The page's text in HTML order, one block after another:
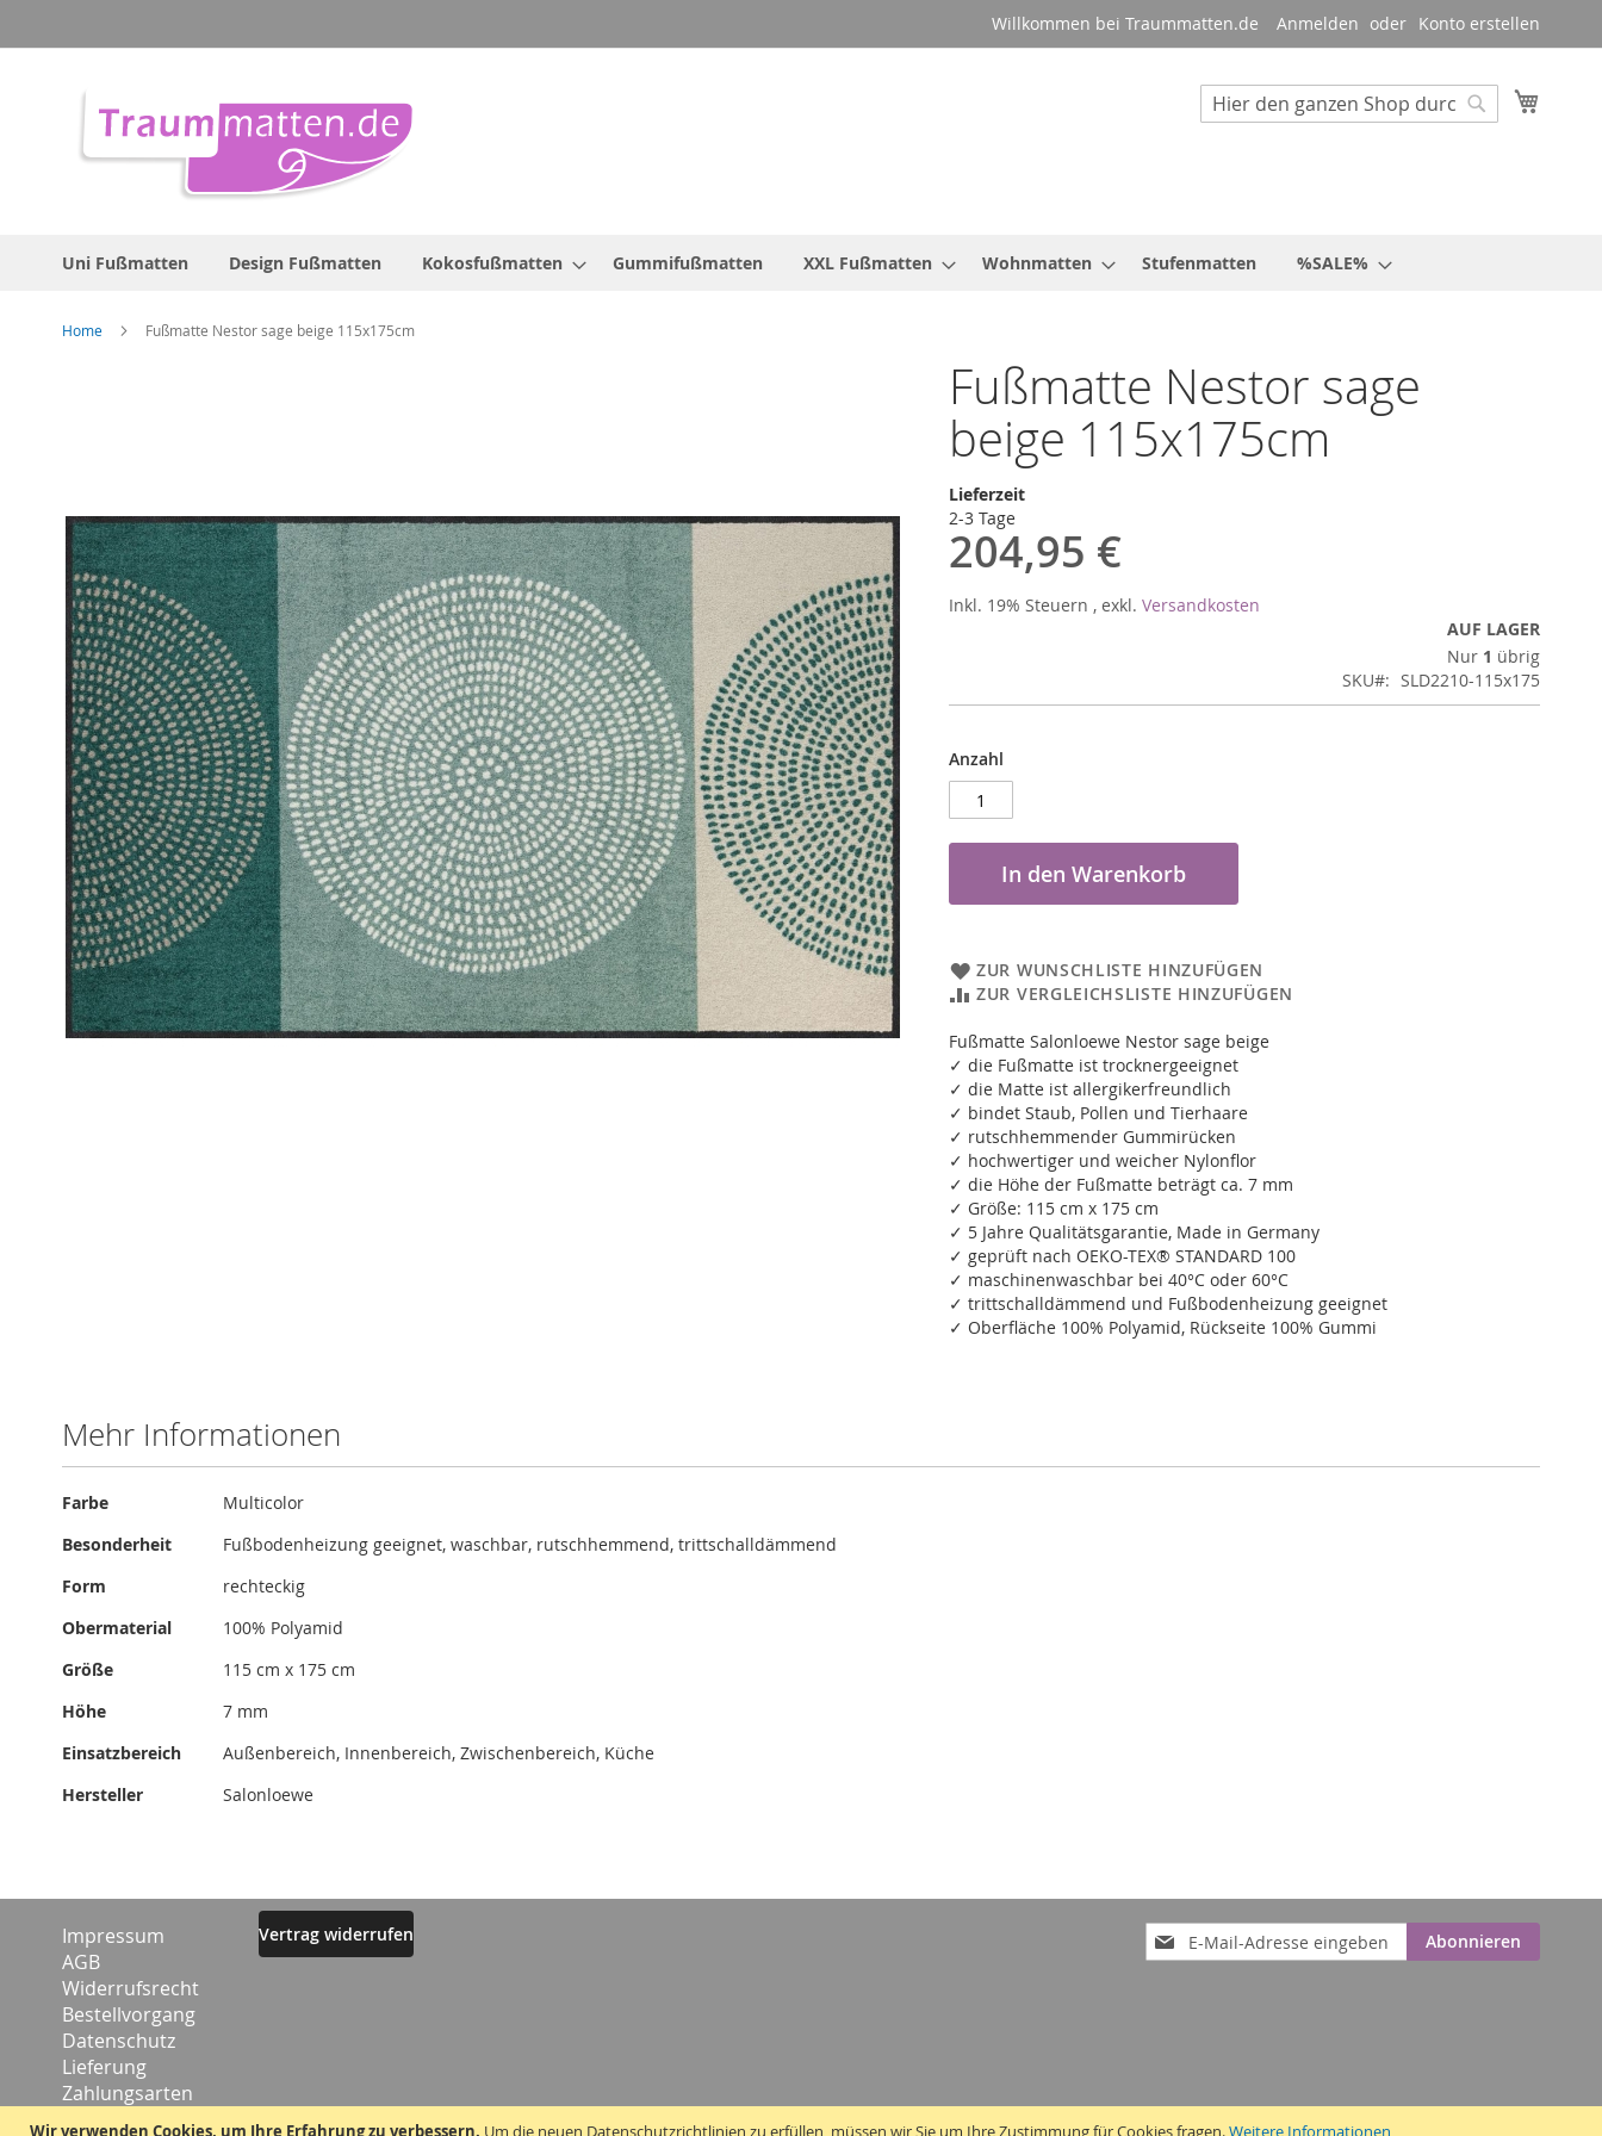
Wir verwenden Cookies, um Ihre Erfahrung zu verbessern. Um die neuen Datenschutzrichtlinien zu erfüllen, müssen wir Sie um Ihre Zustimmung für Cookies fragen.Weitere Informationen
zum
Willkommen bei Traummatten.de Anmelden Konto erstellen
Suche
Uni Fußmatten Design Fußmatten Kokosfußmatten Gummifußmatten XXL Fußmatten Wohnmatten Stufenmatten %SALE%
Home Fußmatte Nestor sage beige 115x175cm
Fußmatte Nestor sage
beige 115x175cm
Lieferzeit
2-3 Tage
204,95 €
Inkl. 19% Steuern , exkl. Versandkosten
AUF LAGER
Nur 1 übrig
SKU
SLD2210-115x175
Anzahl
In den Warenkorb
ZUR WUNSCHLISTE HINZUFÜGEN
ZUR VERGLEICHSLISTE HINZUFÜGEN
Fußmatte Salonloewe Nestor sage beige
✓ die Fußmatte ist trocknergeeignet
✓ die Matte ist allergikerfreundlich
✓ bindet Staub, Pollen und Tierhaare
✓ rutschhemmender Gummirücken
✓ hochwertiger und weicher Nylonflor
✓ die Höhe der Fußmatte beträgt ca. 7 mm
✓ Größe: 115 cm x 175 cm
✓ 5 Jahre Qualitätsgarantie, Made in Germany
✓ geprüft nach OEKO-TEX® STANDARD 100
✓ maschinenwaschbar bei 40°C oder 60°C
✓ trittschalldämmend und Fußbodenheizung geeignet
✓ Oberfläche 100% Polyamid, Rückseite 100% Gummi
Mehr Informationen
Mehr
Farbe
Multicolor
Besonderheit
Fußbodenheizung geeignet, waschbar, rutschhemmend, trittschalldämmend
Form
rechteckig
Obermaterial
100% Polyamid
Größe
115 cm x 175 cm
Höhe
7 mm
Einsatzbereich
Außenbereich, Innenbereich, Zwischenbereich, Küche
Hersteller
Salonloewe
Anmeldung
zum
Abonnieren
Impressum
AGB
Widerrufsrecht
Bestellvorgang
Datenschutz
Lieferung
Zahlungsarten
Kontakt
Vertrag widerrufen